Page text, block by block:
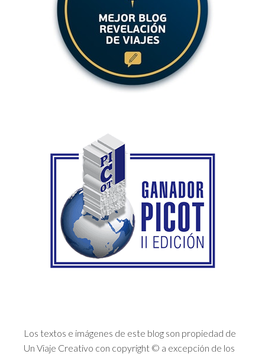
Los textos e imágenes de este blog son propiedad de
Un Viaje Creativo con copyright © a excepción de los